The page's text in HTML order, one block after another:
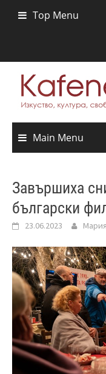
Top Menu
Main Menu
Завършиха
български
23.06.2023